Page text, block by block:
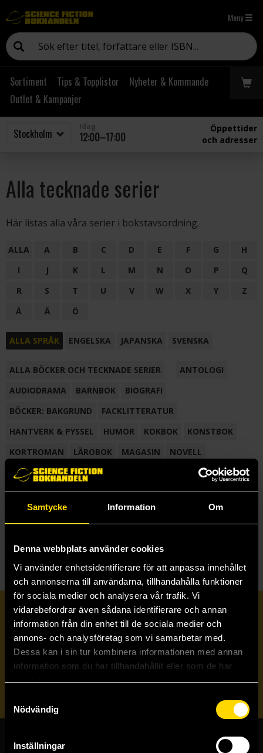
Samtycke Information Om
Denna webbplats använder cookies
Vi använder enhetsidentifierare för att anpassa innehållet
och annonserna till användarna, tillhandahålla funktioner
för sociala medier och analysera vår trafik. Vi
vidarebefordrar även sådana identifierare och annan
information från din enhet till de sociala medier och
annons- och analysföretag som vi samarbetar med.
Dessa kan i sin tur kombinera informationen med annan
information som du har tillhandahållit eller som de har
samlat in när du har använt deras tjänster.
Nödvändig
Inställningar
Meny
Sortiment Tips & Topplistor
Nyheter & Kommande
Outlet & Kampanjer
12:00–17:00
Öppettider
och adresser
Alla tecknade serier
Här listas alla våra serier i bokstavsordning.
ALLA A B C D E F G
H
I
J K L M N O P
Q
R
S T U V W X Y
Z
Å
Ä Ö
ALLA SPRÅK ENGELSKA JAPANSKA SVENSKA
ALLA BÖCKER OCH TECKNADE SERIER
ANTOLOGI
AUDIODRAMA
BARNBOK
BIOGRAFI
BÖCKER: BAKGRUND
FACKLITTERATUR
HANTVERK & PYSSEL
HUMOR KOKBOK
KONSTBOK
KORTROMAN
LÄROBOK MAGASIN
NOVELL
NOVELLMAGASIN
NOVELLSAMLING
ROMAN
SAMLINGSVOLYM
TECKNA & MÅLA TECKNAD SERIE
P
Prenumerera på vårt nyhetsbrev
Veckobrevet
Skicka